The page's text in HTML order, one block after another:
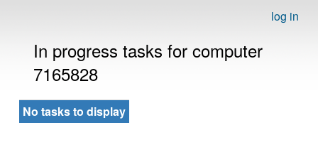
log in
In progress tasks for computer
7165828
No tasks to display